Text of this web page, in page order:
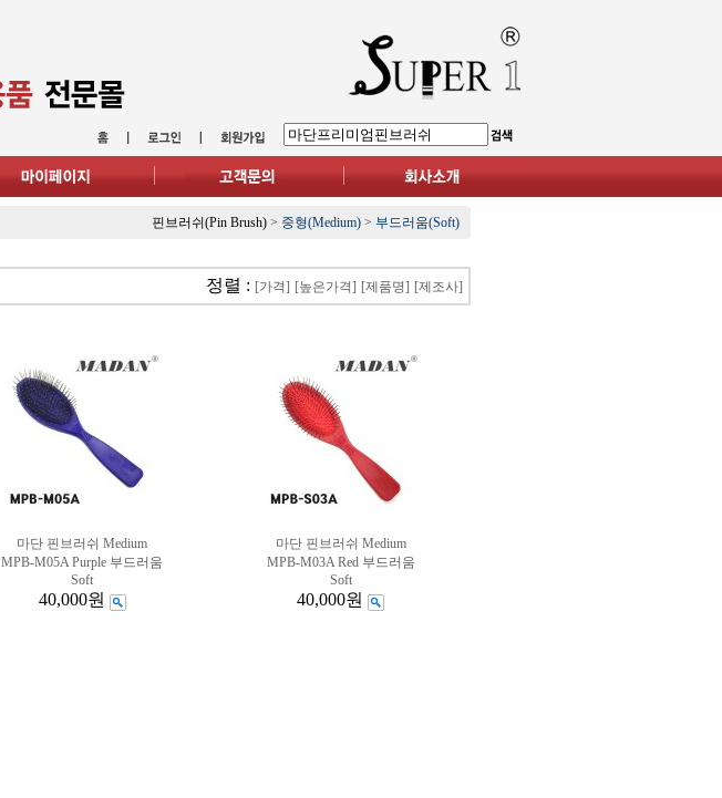
핀브러쉬(Pin Brush)> 중형(Medium)> 부드러움(Soft)
정렬 : [가격] [높은가격] [제품명] [제조사]
마단 핀브러쉬 Medium
MPB-M05A Purple 부드러움
Soft
40,000원
마단 핀브러쉬 Medium
MPB-M03A Red 부드러움
Soft
40,000원